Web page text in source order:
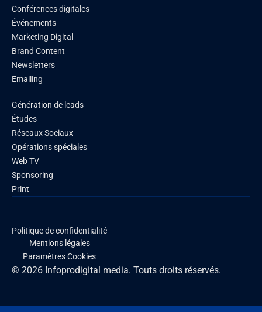
Conférences digitales
Événements
Marketing Digital
Brand Content
Newsletters
Emailing
Génération de leads
Études
Réseaux Sociaux
Opérations spéciales
Web TV
Sponsoring
Print
© 2026 Infoprodigital media. Touts droits réservés.
Politique de confidentialité
Mentions légales
Paramètres Cookies